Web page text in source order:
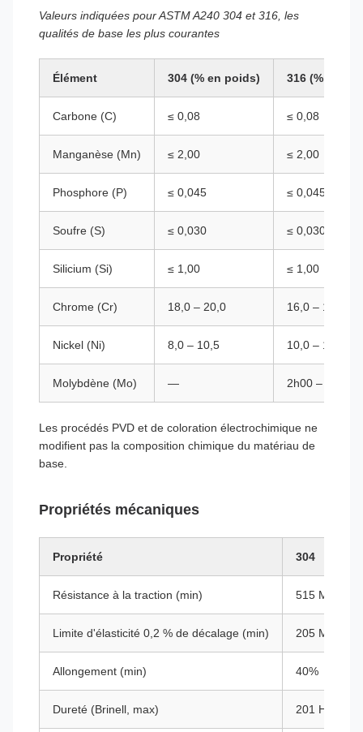
Valeurs indiquées pour ASTM A240 304 et 316, les
qualités de base les plus courantes
Élément 304 (% en poids) 316 (% en
Carbone (C) ≤ 0,08 ≤ 0,08
Manganèse (Mn) ≤ 2,00 ≤ 2,00
Phosphore (P) ≤ 0,045 ≤ 0,045
Soufre (S) ≤ 0,030 ≤ 0,030
Silicium (Si) ≤ 1,00 ≤ 1,00
Chrome (Cr) 18,0 – 20,0 16,0 – 18,0
Nickel (Ni) 8,0 – 10,5 10,0 – 14,0
Molybdène (Mo) — 2h00 – 3h00
Les procédés PVD et de coloration électrochimique ne
modifient pas la composition chimique du matériau de
base.
Propriétés mécaniques
Propriété 304
Résistance à la traction (min) 515 MPa
Limite d'élasticité 0,2 % de décalage (min) 205 MPa
Allongement (min) 40%
Dureté (Brinell, max) 201 HBW